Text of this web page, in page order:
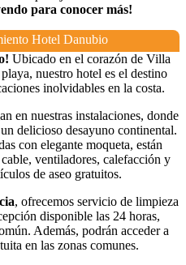
para conocer más!
Hotel Danubio
Ubicado en el corazón de Villa
nuestro hotel es el destino
inolvidables en la costa.
en nuestras instalaciones, donde
delicioso desayuno continental.
con elegante moqueta, están
ventiladores, calefacción y
de aseo gratuitos.
, ofrecemos servicio de limpieza
disponible las 24 horas,
Además, podrán acceder a
en las zonas comunes.